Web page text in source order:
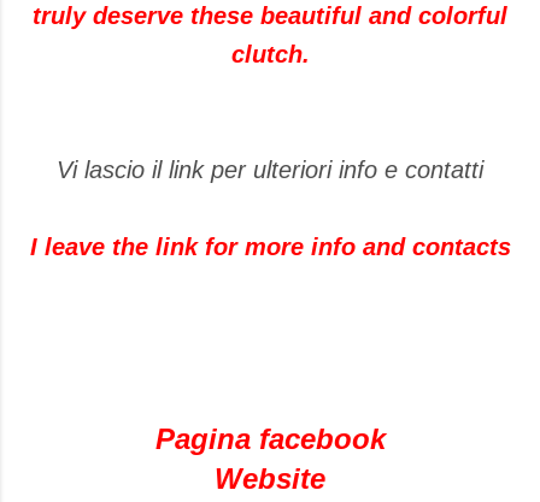
truly deserve these beautiful and colorful
clutch.
Vi lascio il link per ulteriori info e contatti
I leave the link for more info and contacts
Pagina facebook
Website